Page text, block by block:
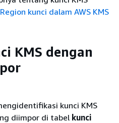
kunci dalam AWS KMS
KMS dengan
kunci KMS
diimpor di tabel kunci